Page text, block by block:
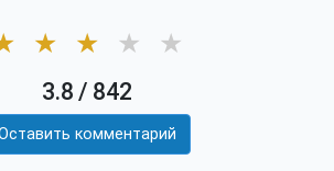
★ ★ ★ ★
3.8 / 842
комментарий